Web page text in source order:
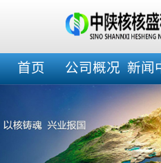
首页 公司概况 新闻